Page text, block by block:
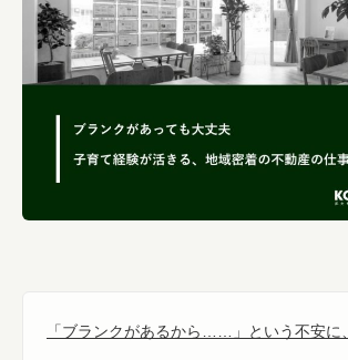
「ブランクがあるから……」という不安に